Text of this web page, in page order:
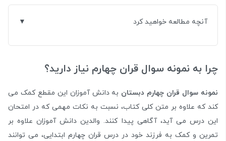
آنچه مطالعه خواهید کرد
چرا به نمونه سوال قران چهارم نیاز دارید؟
نمونه سوال قران چهارم دبستان به دانش آموزان این مقطع کمک می
کند که علاوه بر متن کلی کتاب، نسبت به نکات مهمی که در امتحان
این درس می آید، آگاهی پیدا کنند. والدین دانش آموزان علاوه بر
تمرین و کمک به فرزند خود در درس قران چهارم ابتدایی، می توانند